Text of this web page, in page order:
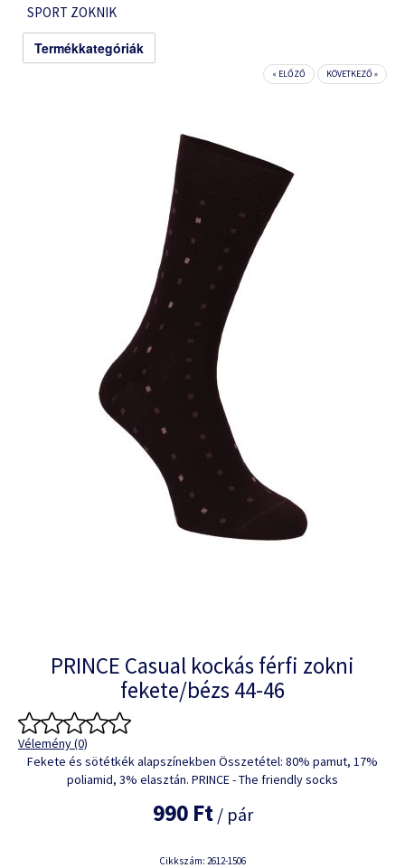
SPORT ZOKNIK
Termékkategóriák
« ELŐZŐ KÖVETKEZŐ »
PRINCE Casual kockás férfi zokni
fekete/bézs 44-46
Vélemény (0)
Fekete és sötétkék alapszínekben Összetétel: 80% pamut, 17%
poliamid, 3% elasztán. PRINCE - The friendly socks
990 Ft/ pár
Cikkszám: 2612-1506